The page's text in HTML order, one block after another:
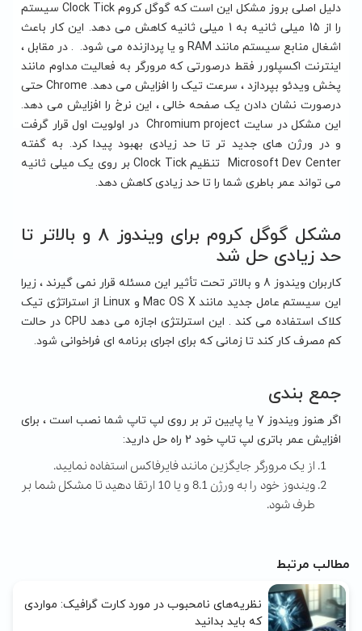
دلیل اصلی بروز مشکل این است که گوگل کروم Clock Tick سیستم
را از 15 میلی ثانیه به 1 میلی ثانیه کاهش می دهد. این کار باعث
اشغال منابع سیستم مانند RAM و یا پردازنده می شود. . در مقابل ،
اینترنت اکسپلورر فقط درصورتی که مرورگر به فعالیت مداوم مانند
پخش ویدئو بپردازد ، سرعت تیک را افزایش می دهد. Chrome حتی
درصورت نشان دادن یک صفحه خالی ، این نرخ را افزایش می دهد.
این مشکل در سایت Chromium project در اولویت اول قرار گرفت
و در ورژن های جدید تر تا حد زیادی بهبود پیدا کرد. به گفته
Microsoft Dev Center تنظیم Clock Tick بر روی یک میلی ثانیه
می تواند عمر باطری شما را تا حد زیادی کاهش دهد.
مشکل گوگل کروم برای ویندوز 8 و بالاتر تا
حد زیادی حل شد
کاربران ویندوز 8 و بالاتر تحت تأثیر این مسئله قرار نمی گیرند ، زیرا
این سیستم عامل جدید مانند Mac OS X و Linux از استراتژی تیک
کلاک استفاده می کند . این استرلتژی اجازه می دهد CPU در حالت
کم مصرف کار کند تا زمانی که برای اجرای برنامه ای فراخوانی شود.
جمع بندی
اگر هنوز ویندوز 7 یا پایین تر بر روی لپ تاپ شما نصب است ، برای
افزایش عمر باتری لپ تاپ خود 2 راه حل دارید:
از یک مرورگر جایگزین مانند فایرفاکس استفاده نمایید.
ویندوز خود را به ورژن 8.1 و یا 10 ارتقا دهید تا مشکل شما بر
طرف شود.
مطالب مرتبط
نظریه‌های نامحبوب در مورد کارت گرافیک: مواردی
که باید بدانید